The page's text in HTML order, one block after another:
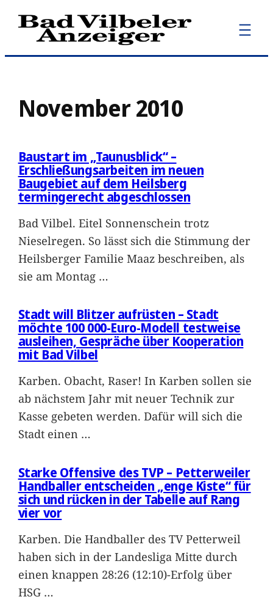
Zum
Inhalt
November 2010
Baustart im „Taunusblick“ –
Erschließungsarbeiten im neuen
Baugebiet auf dem Heilsberg
termingerecht abgeschlossen
Bad Vilbel. Eitel Sonnenschein trotz
Nieselregen. So lässt sich die Stimmung der
Heilsberger Familie Maaz beschreiben, als
sie am Montag …
Stadt will Blitzer aufrüsten – Stadt
möchte 100 000-Euro-Modell testweise
ausleihen, Gespräche über Kooperation
mit Bad Vilbel
Karben. Obacht, Raser! In Karben sollen sie
ab nächstem Jahr mit neuer Technik zur
Kasse gebeten werden. Dafür will sich die
Stadt einen …
Starke Offensive des TVP – Petterweiler
Handballer entscheiden „enge Kiste“ für
sich und rücken in der Tabelle auf Rang
vier vor
Karben. Die Handballer des TV Petterweil
haben sich in der Landesliga Mitte durch
einen knappen 28:26 (12:10)-Erfolg über
HSG …